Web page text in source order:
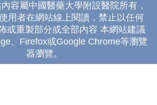
容屬中國醫藥大學附設醫院所有，
用者在網站線上閱讀，禁止以任何
或重製部分或全部內容 本網站建議
、Firefox或Google Chrome等瀏覽
器瀏覽。